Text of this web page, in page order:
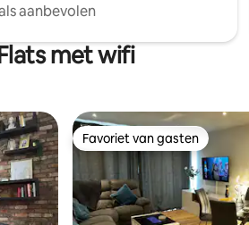
aanbevolen
met wifi
Favoriet van gasten
Favoriet van gasten